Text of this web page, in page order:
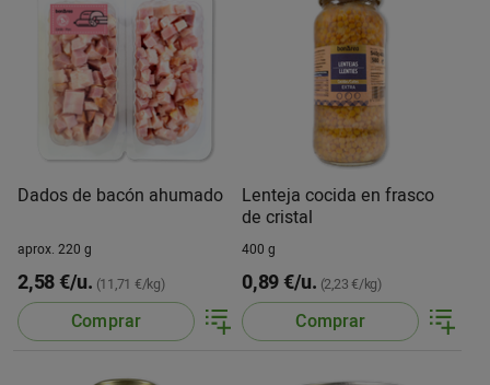
Dados de bacón ahumado
aprox. 220 g
2,58 €/u. (11,71 €/kg)
Comprar
Lenteja cocida en frasco
de cristal
400 g
0,89 €/u. (2,23 €/kg)
Comprar